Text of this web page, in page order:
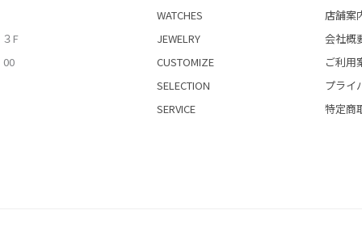
F
00
WATCHES
JEWELRY
CUSTOMIZE
SELECTION
SERVICE
店舗案
会社概
ご利用
プライ
特定商